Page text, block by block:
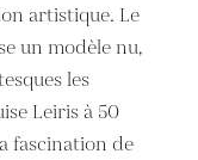
artistique. Le
un modèle nu,
les
Leiris à 50
fascination de